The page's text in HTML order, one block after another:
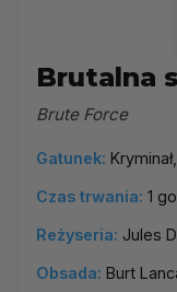
Brutalna
Brute Force
Gatunek:
Czas trwania: 1
Reżyseria: Jules
Obsada: Burt